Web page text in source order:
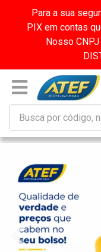
Para a sua
PIX em contas
Nosso